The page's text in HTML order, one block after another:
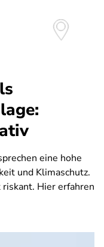
eine hohe
und Klimaschutz.
Hier erfahren